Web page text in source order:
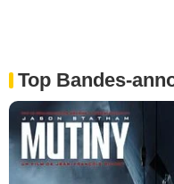
Top Bandes-